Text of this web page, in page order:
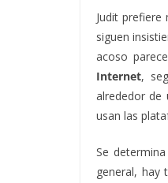
Judit
siguen
acoso
Internet,
alrededor de
usan las
Se
general, hay